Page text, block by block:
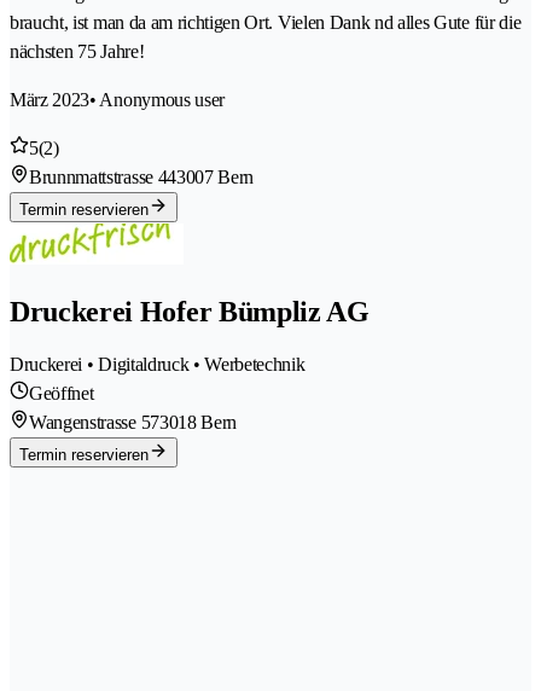
braucht, ist man da am richtigen Ort. Vielen Dank nd alles Gute für die
nächsten 75 Jahre!
März 2023• Anonymous user
5(2)
Brunnmattstrasse 443007 Bern
Termin reservieren
Druckerei Hofer Bümpliz AG
Druckerei • Digitaldruck • Werbetechnik
Geöffnet
Wangenstrasse 573018 Bern
Termin reservieren